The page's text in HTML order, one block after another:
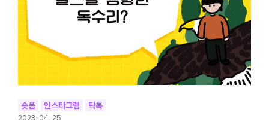
숏폼 인스타그램 틱톡
2023. 04. 25